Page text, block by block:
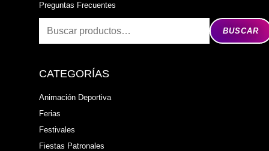
Preguntas Frecuentes
BUSCAR
CATEGORÍAS
Animación Deportiva
Ferias
Festivales
Fiestas Patronales